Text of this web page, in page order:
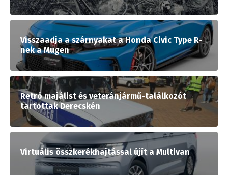
Visszaadja a szárnyakat a Honda Civic Type R-
nek a Mugen
Retró majálist és veteránjármű-találkozót
tartottak Derecskén
Virtuális összkerékhajtással újít a Multivan